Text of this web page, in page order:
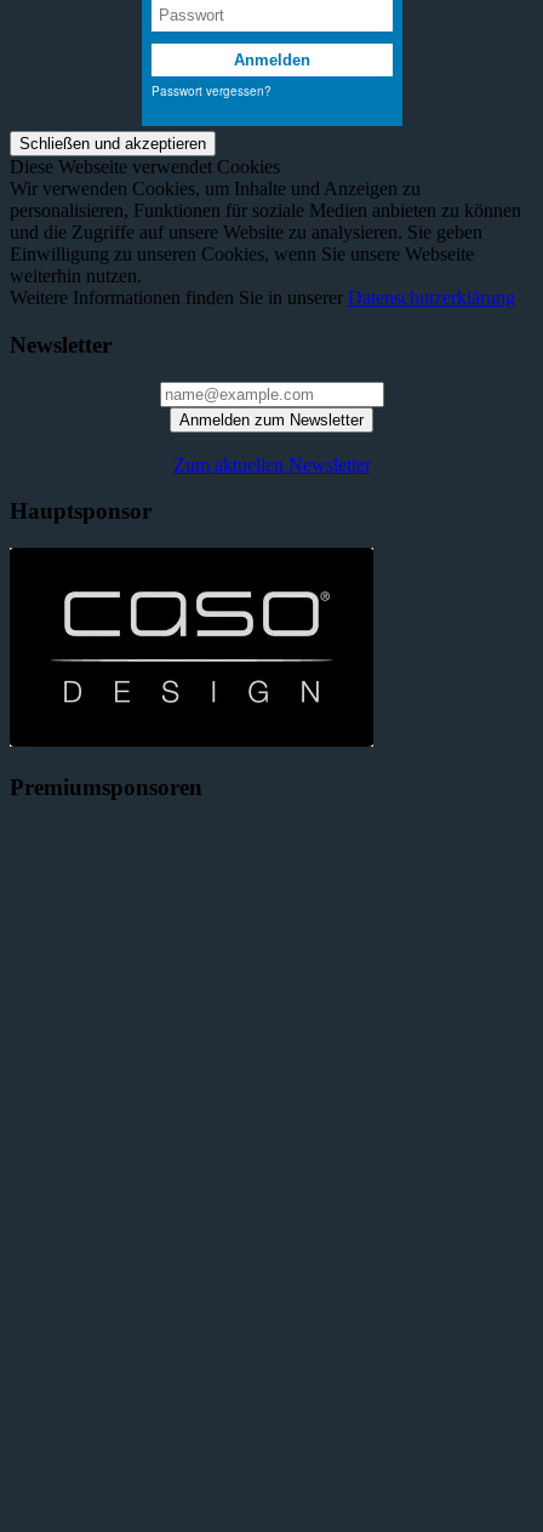
Diese Webseite verwendet Cookies
Wir verwenden Cookies, um Inhalte und Anzeigen zu
personalisieren, Funktionen für soziale Medien anbieten zu können
und die Zugriffe auf unsere Website zu analysieren. Sie geben
Einwilligung zu unseren Cookies, wenn Sie unsere Webseite
weiterhin nutzen.
Weitere Informationen finden Sie in unserer Datenschutzerklärung
Newsletter
Anmelden zum Newsletter
Zum aktuellen Newsletter
Hauptsponsor
Premiumsponsoren